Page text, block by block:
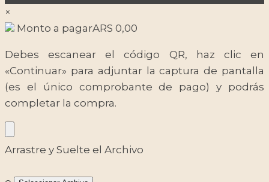
×
Monto a pagarARS 0,00
Debes escanear el código QR, haz clic en
«Continuar» para adjuntar la captura de pantalla
(es el único comprobante de pago) y podrás
completar la compra.
Arrastre y Suelte el Archivo